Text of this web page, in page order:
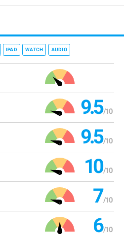
IPAD WATCH AUDIO
9.5
9.5
10
7
6